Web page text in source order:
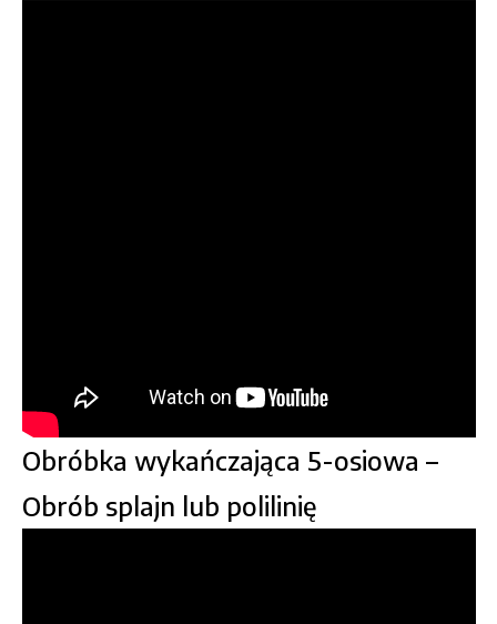
Obróbka wykańczająca 5-osiowa –
Obrób splajn lub polilinię